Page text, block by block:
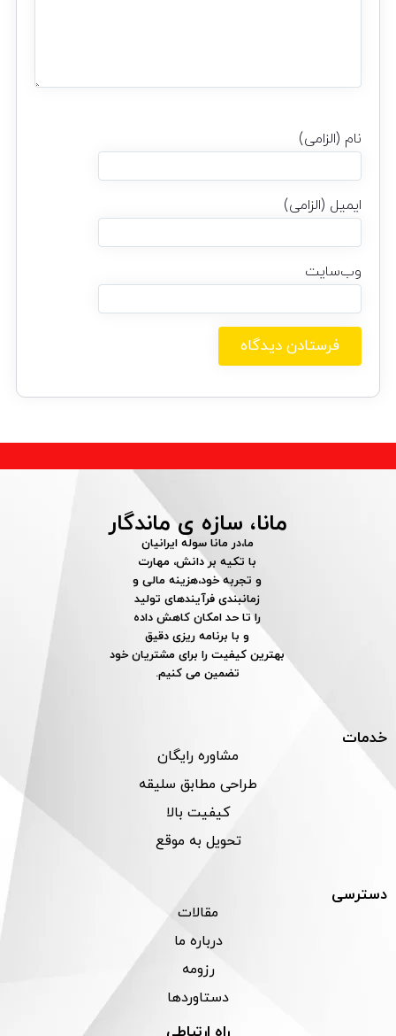
نام (الزامی)
ایمیل (الزامی)
وب‌سایت
مانا، سازه ی ماندگار
ما،در مانا سوله ایرانیان
با تکیه بر دانش، مهارت
و تجربه خود،هزینه مالی و
زمانبندی فرآیندهای تولید
را تا حد امکان کاهش داده
و با برنامه ریزی دقیق
بهترین کیفیت را برای مشتریان خود
تضمین می کنیم.
خدمات
مشاوره رایگان
طراحی مطابق سلیقه
کیفیت بالا
تحویل به موقع
دسترسی
مقالات
درباره ما
رزومه
دستاوردها